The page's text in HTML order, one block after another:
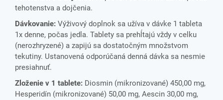
tehotenstva a dojčenia.
Dávkovanie: Výživový doplnok sa užíva v dávke 1 tableta
1x denne, počas jedla. Tablety sa prehĺtajú vždy v celku
(nerozhryzené) a zapijú sa dostatočným množstvom
tekutiny. Ustanovená odporúčaná denná dávka sa nesmie
presiahnuť.
Zloženie v 1 tablete: Diosmin (mikronizované) 450,00 mg,
Hesperidín (mikronizované) 50,00 mg, Aescin 30,00 mg,